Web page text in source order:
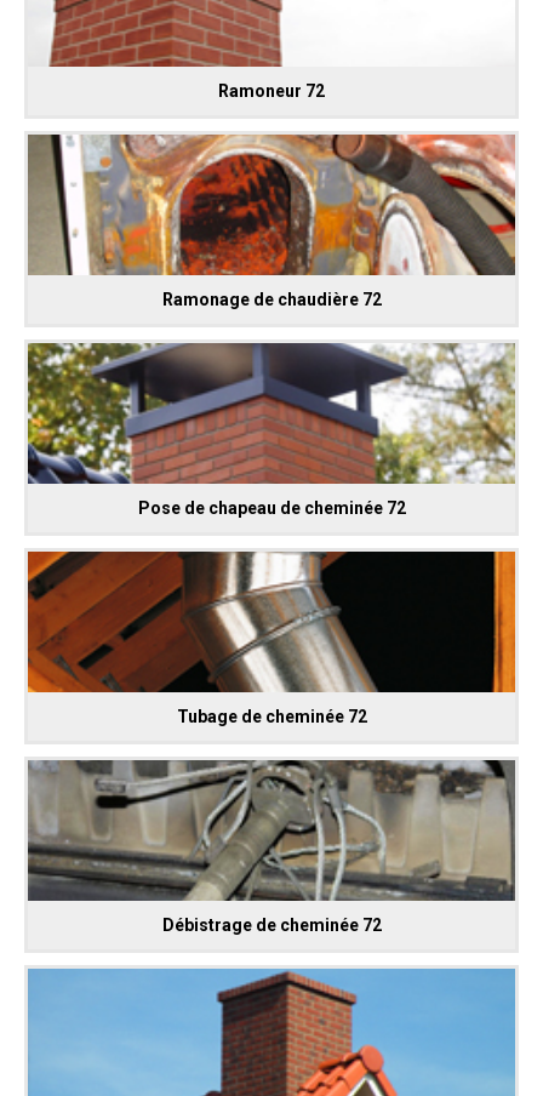
Ramoneur 72
Ramonage de chaudière 72
Pose de chapeau de cheminée 72
Tubage de cheminée 72
Débistrage de cheminée 72